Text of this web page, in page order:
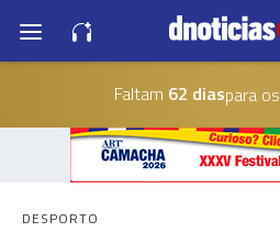
Faltam 62 diaspara os
DESPORTO